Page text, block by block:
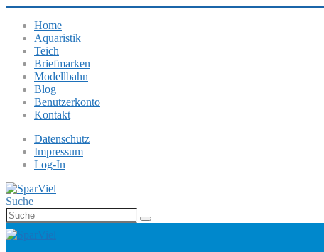
Home
Aquaristik
Teich
Briefmarken
Modellbahn
Blog
Benutzerkonto
Kontakt
Datenschutz
Impressum
Log-In
Suche